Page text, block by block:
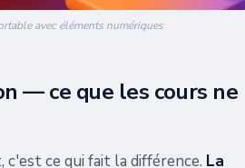
avec éléments numériques
— ce que les cours ne
ce qui fait la différence. La